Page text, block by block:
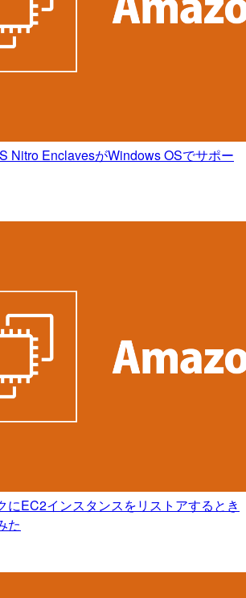
Nitro EnclavesがWindows OSでサポー
にEC2インスタンスをリストアするとき
た